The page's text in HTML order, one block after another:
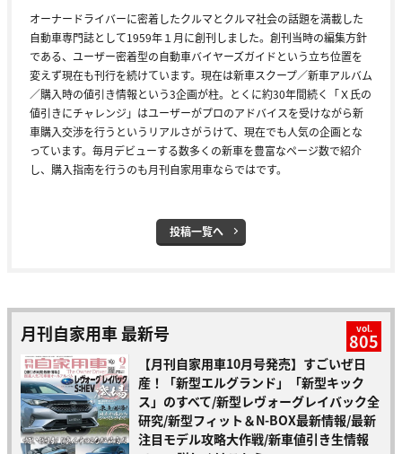
オーナードライバーに密着したクルマとクルマ社会の話題を満載した
自動車専門誌として1959年１月に創刊しました。創刊当時の編集方針
である、ユーザー密着型の自動車バイヤーズガイドという立ち位置を
変えず現在も刊行を続けています。現在は新車スクープ／新車アルバム
／購入時の値引き情報という3企画が柱。とくに約30年間続く「Ｘ氏の
値引きにチャレンジ」はユーザーがプロのアドバイスを受けながら新
車購入交渉を行うというリアルさがうけて、現在でも人気の企画とな
っています。毎月デビューする数多くの新車を豊富なページ数で紹介
し、購入指南を行うのも月刊自家用車ならではです。
投稿一覧へ
月刊自家用車 最新号 vol.
805
【月刊自家用車10月号発売】すごいぜ日
産！「新型エルグランド」「新型キック
ス」のすべて/新型レヴォーグレイバック全
研究/新型フィット＆N-BOX最新情報/最新
注目モデル攻略大作戦/新車値引き生情報